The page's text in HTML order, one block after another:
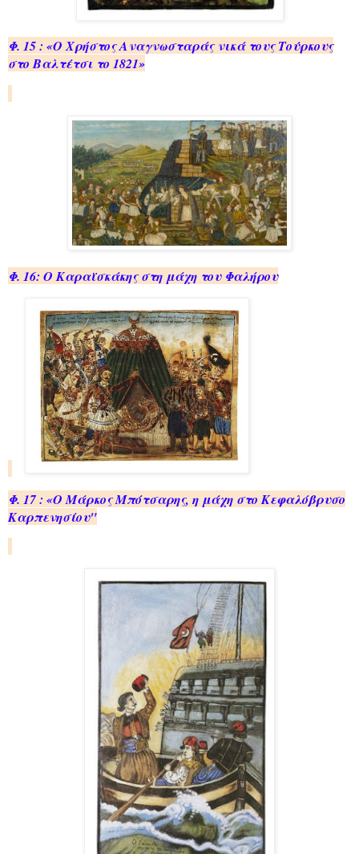
Φ. 15 : «Ο Χρή­στος Ανα­γνω­στα­ράς νικά τους Τούρ­κους
στο Βαλ­τέ­τσι το 1821»
Φ. 16: Ο Κα­ραϊ­σκά­κης στη μάχη του Φα­λή­ρου
Φ. 17 : «Ο Μάρ­κος Μπό­τσα­ρης, η μάχη στο Κε­φα­λό­βρυ­σο
Καρ­πε­νη­σί­ου"